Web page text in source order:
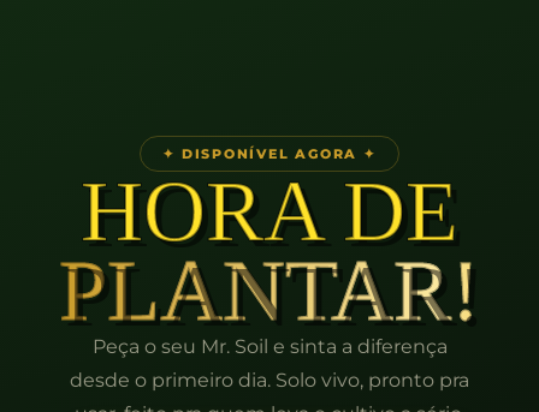
✦ DISPONÍVEL AGORA ✦
HORA DE
PLANTAR!
Peça o seu Mr. Soil e sinta a diferença
desde o primeiro dia. Solo vivo, pronto pra